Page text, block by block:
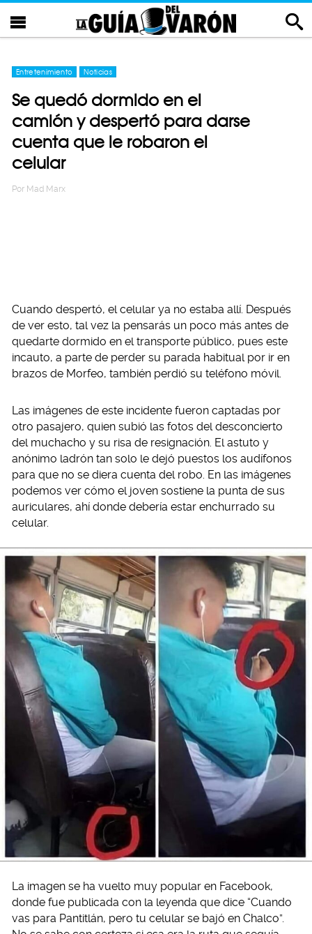
Entretenimiento Noticias
Se quedó dormido en el
camión y despertó para darse
cuenta que le robaron el
celular
Por Mad Marx
Cuando despertó, el celular ya no estaba allí. Después
de ver esto, tal vez la pensarás un poco más antes de
quedarte dormido en el transporte público, pues este
incauto, a parte de perder su parada habitual por ir en
brazos de Morfeo, también perdió su teléfono móvil.
Las imágenes de este incidente fueron captadas por
otro pasajero, quien subió las fotos del desconcierto
del muchacho y su risa de resignación. El astuto y
anónimo ladrón tan solo le dejó puestos los audífonos
para que no se diera cuenta del robo. En las imágenes
podemos ver cómo el joven sostiene la punta de sus
auriculares, ahí donde debería estar enchurrado su
celular.
La imagen se ha vuelto muy popular en Facebook,
donde fue publicada con la leyenda que dice “Cuando
vas para Pantitlán, pero tu celular se bajó en Chalco”.